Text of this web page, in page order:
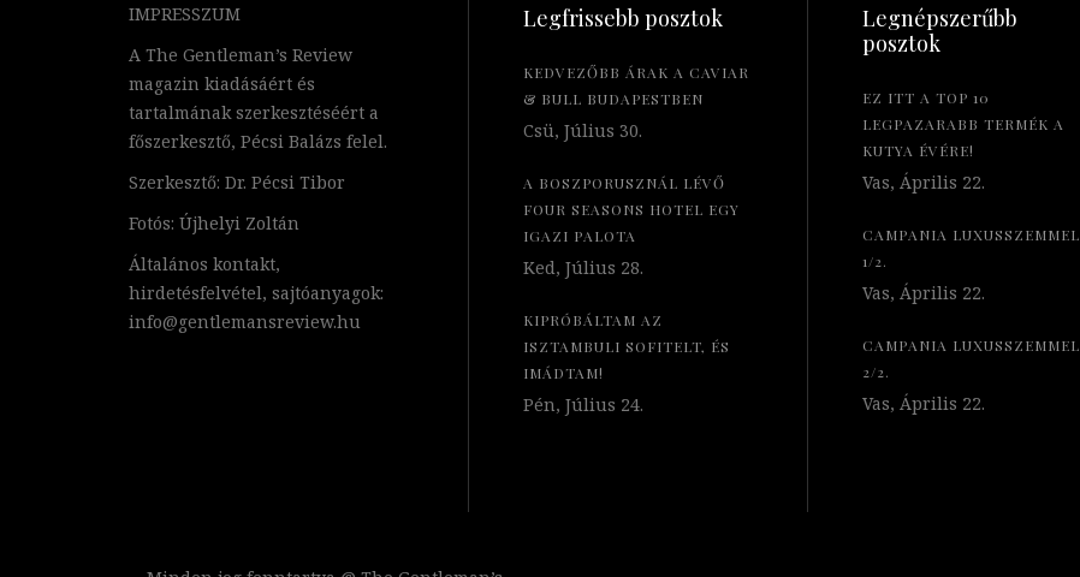
IMPRESSZUM
A The Gentleman’s Review
magazin kiadásáért és
tartalmának szerkesztéséért a
főszerkesztő, Pécsi Balázs felel.
Szerkesztő: Dr. Pécsi Tibor
Fotós: Újhelyi Zoltán
Általános kontakt,
hirdetésfelvétel, sajtóanyagok:
info@gentlemansreview.hu
Legfrissebb posztok
KEDVEZŐBB ÁRAK A CAVIAR
& BULL BUDAPESTBEN
Csü, Július 30.
A BOSZPORUSZNÁL LÉVŐ
FOUR SEASONS HOTEL EGY
IGAZI PALOTA
Ked, Július 28.
KIPRÓBÁLTAM AZ
ISZTAMBULI SOFITELT, ÉS
IMÁDTAM!
Pén, Július 24.
Legnépszerűbb
posztok
EZ ITT A TOP 10
LEGPAZARABB TERMÉK A
KUTYA ÉVÉRE!
Vas, Április 22.
CAMPANIA LUXUSSZEMMEL
1/2.
Vas, Április 22.
CAMPANIA LUXUSSZEMMEL
2/2.
Vas, Április 22.